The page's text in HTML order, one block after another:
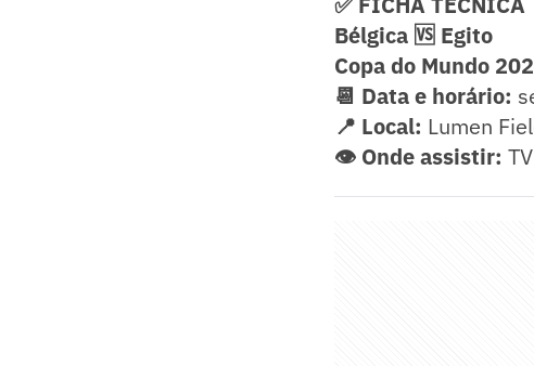
Bélgica 🆚 Egito
Copa do Mundo
📆 Data e horário:
📍 Local: Lumen
👁️ Onde assistir: